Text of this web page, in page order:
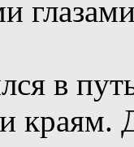
в
краям.